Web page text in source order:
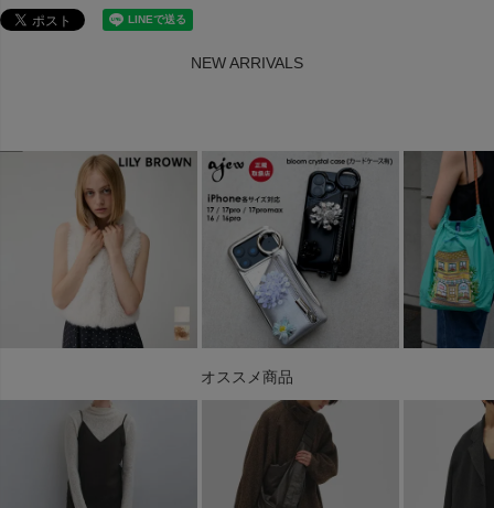
NEW ARRIVALS
オススメ商品